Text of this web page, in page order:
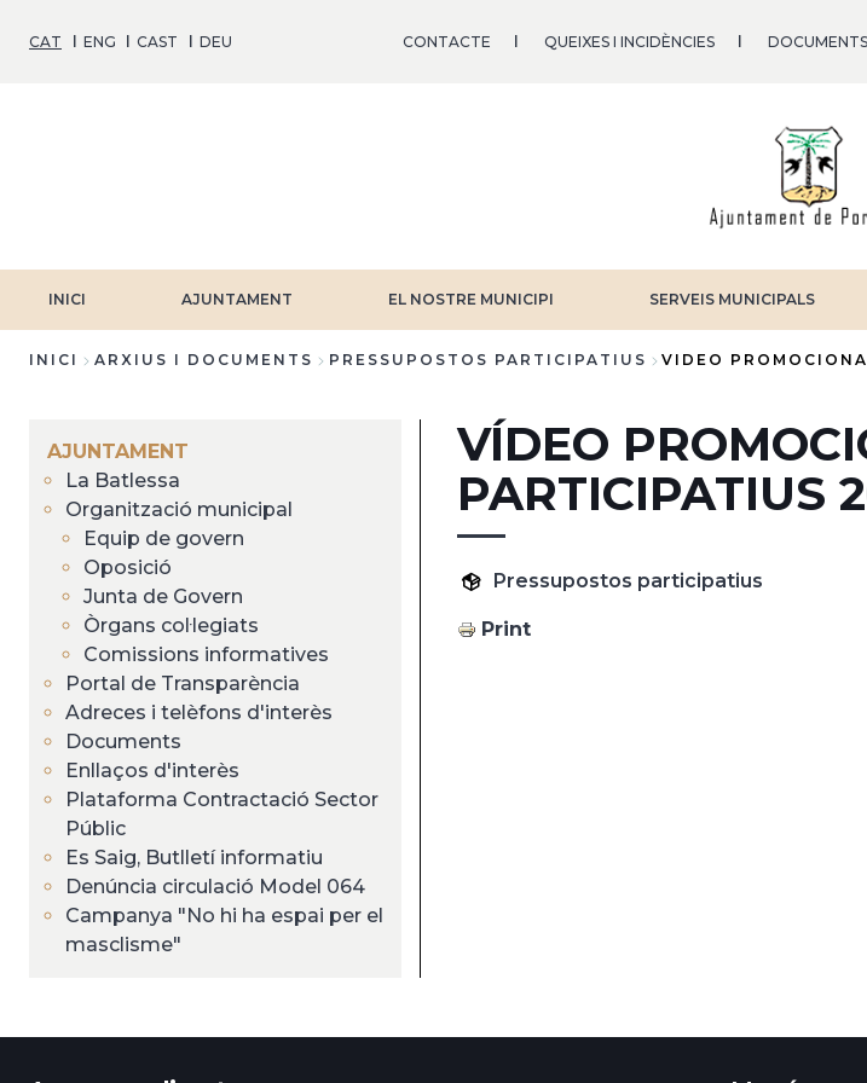
CAT ENG CAST DEU CONTACTE QUEIXES I INCIDÈNCIES DOCUMENTS
INICI AJUNTAMENT EL NOSTRE MUNICIPI SERVEIS MUNICIPALS
d'Ariadna
INICI ARXIUS I DOCUMENTS PRESSUPOSTOS PARTICIPATIUS VIDEO
AJUNTAMENT
La Batlessa
Organització municipal
Equip de govern
Oposició
Junta de Govern
Òrgans col·legiats
Comissions informatives
Portal de Transparència
Adreces i telèfons d'interès
Documents
Enllaços d'interès
Plataforma Contractació Sector
Públic
Es Saig, Butlletí informatiu
Denúncia circulació Model 064
Campanya "No hi ha espai per el
masclisme"
VÍDEO
PARTICIPATIUS
Pressupostos participatius
Print